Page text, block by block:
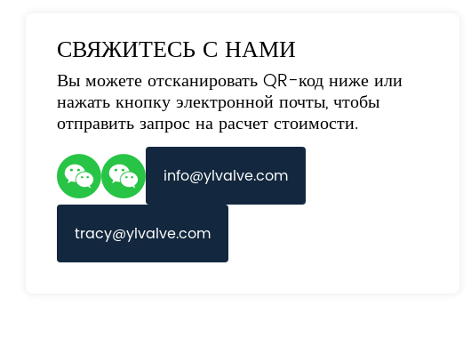
СВЯЖИТЕСЬ С НАМИ
Вы можете отсканировать QR-код ниже или
нажать кнопку электронной почты, чтобы
отправить запрос на расчет стоимости.
info@ylvalve.com
tracy@ylvalve.com